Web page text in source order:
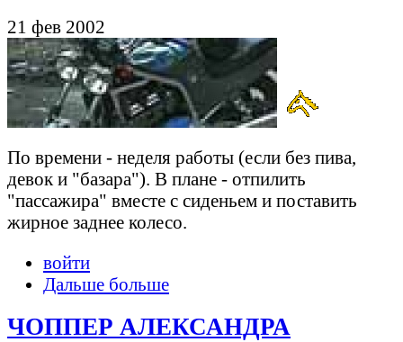
21 фев 2002
По времени - неделя работы (если без пива,
девок и "базара"). В плане - отпилить
"пассажира" вместе с сиденьем и поставить
жирное заднее колесо.
войти
Дальше больше
ЧОППЕР АЛЕКСАНДРА